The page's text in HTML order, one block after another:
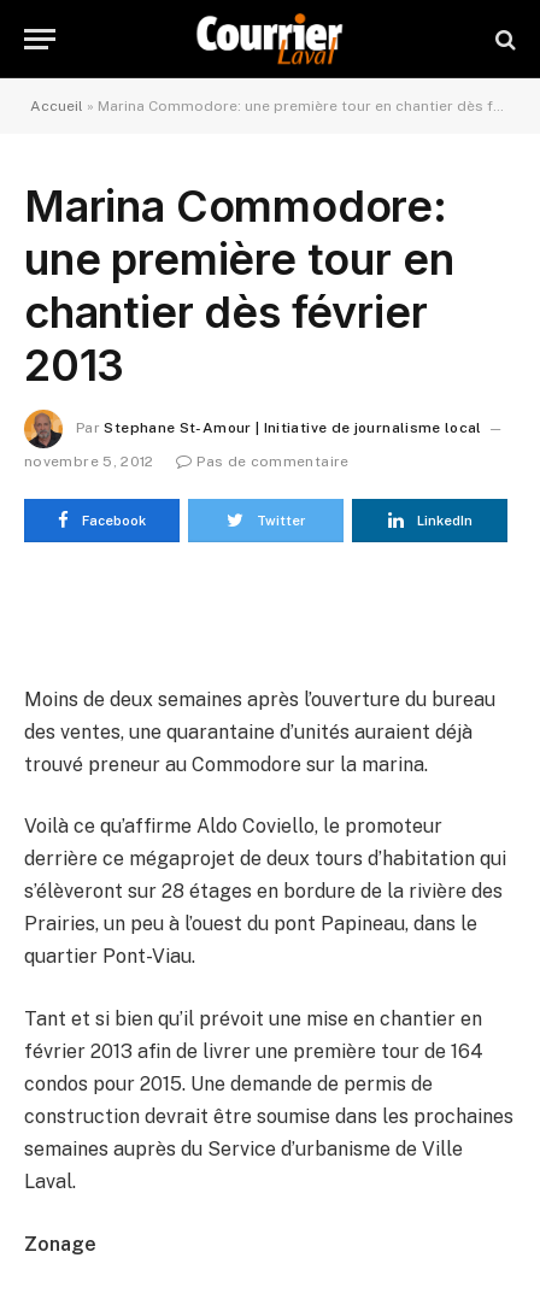
Accueil » Marina Commodore: une première tour en chantier dès février 2013
Marina Commodore:
une première tour en
chantier dès février
2013
Par Stephane St-Amour | Initiative de journalisme local
novembre 5, 2012
Pas de commentaire
Facebook Twitter LinkedIn
Moins de deux semaines après l’ouverture du bureau
des ventes, une quarantaine d’unités auraient déjà
trouvé preneur au Commodore sur la marina.
Voilà ce qu’affirme Aldo Coviello, le promoteur
derrière ce mégaprojet de deux tours d’habitation qui
s’élèveront sur 28 étages en bordure de la rivière des
Prairies, un peu à l’ouest du pont Papineau, dans le
quartier Pont-Viau.
Tant et si bien qu’il prévoit une mise en chantier en
février 2013 afin de livrer une première tour de 164
condos pour 2015. Une demande de permis de
construction devrait être soumise dans les prochaines
semaines auprès du Service d’urbanisme de Ville
Laval.
Zonage